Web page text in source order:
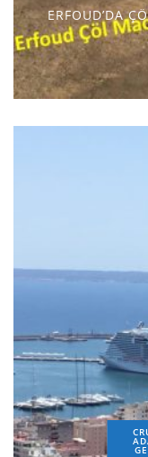
ERFOUD’DA